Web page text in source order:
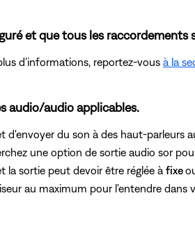
et que tous les raccordements
d'informations, reportez-vous à la
audio/audio applicables.
du son à des haut-parleurs
une option de sortie audio sor
la sortie peut devoir être réglée à fixe
au maximum pour l'entendre dans